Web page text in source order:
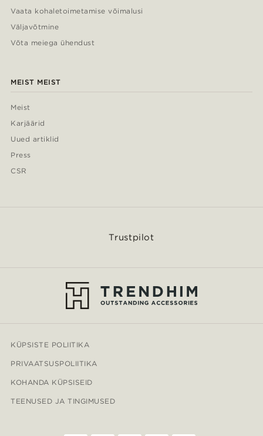
Vaata kohaletoimetamise võimalusi
Väljavõtmine
Võta meiega ühendust
MEIST MEIST
Meist
Karjäärid
Uued artiklid
Press
CSR
Trustpilot
KÜPSISTE POLIITIKA
PRIVAATSUSPOLIITIKA
KOHANDA KÜPSISEID
TEENUSED JA TINGIMUSED